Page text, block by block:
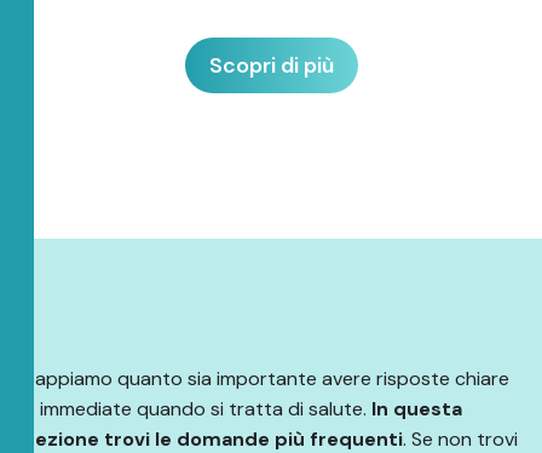
Scopri di più
Sappiamo quanto sia importante avere risposte chiare
e immediate quando si tratta di salute. In questa
sezione trovi le domande più frequenti. Se non trovi